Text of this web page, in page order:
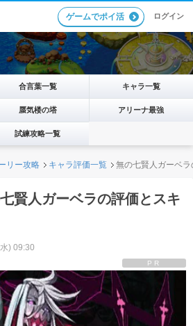
ゲームでポイ活 ログイン
合言葉一覧 キャラ一覧
蜃気楼の塔 アリーナ最強
試練攻略一覧
リー攻略 キャラ評価一覧 無の七賢人ガーベ
賢人ガーベラの評価とスキ
) 09:30
PR